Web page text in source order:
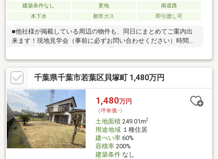
建築条件なし 更地
南道路
本下水
都市ガス 即引渡し可
■他社様が掲載している周辺の物件も、同日にまとめてご案内出
来ます！現地見学会（事前に必ずお問い合わせください）時間／
物件においても事前に鍵の手配が必要な場合があります。※居住
中の物件は事前に居住者様との日程調整が必要になります。お早
めにご予約をお願い致します。■日時※弊社が定休日の場合でも曜
日・時間帯問わず柔軟に対応させて頂きますので、まずはご相談
ください■資金計画・住宅ローンのご相談※住宅購入のご相談を随
時・無料で承ります。将来を見据えた資金計画で、『無理をしな
い』マイホーム探しをご提案いたします。
千葉県千葉市若葉区貝塚町 1,480万円
1,480万円
（坪単価:-）
土地面積249.01m2
用途地域１種住居
建ぺい率60%
容積率200%
建築条件なし